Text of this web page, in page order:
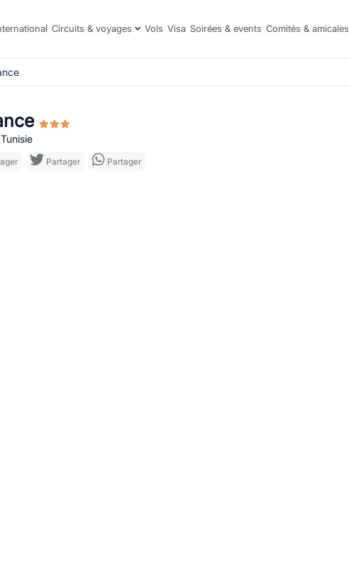
Circuits & voyages Vols Visa Soirées & events Comités & amicales
Partager Partager